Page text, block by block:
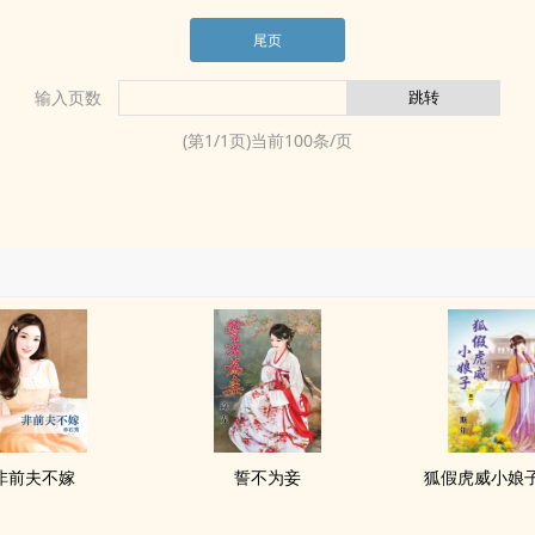
尾页
输入页数
(第1/1页)当前100条/页
前夫不嫁 誓不为妾 狐假虎威小娘